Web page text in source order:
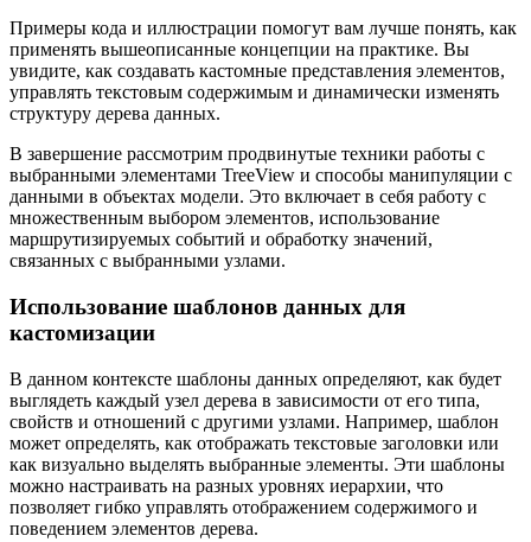
Примеры кода и иллюстрации помогут вам лучше понять, как
применять вышеописанные концепции на практике. Вы
увидите, как создавать кастомные представления элементов,
управлять текстовым содержимым и динамически изменять
структуру дерева данных.
В завершение рассмотрим продвинутые техники работы с
выбранными элементами TreeView и способы манипуляции с
данными в объектах модели. Это включает в себя работу с
множественным выбором элементов, использование
маршрутизируемых событий и обработку значений,
связанных с выбранными узлами.
Использование шаблонов данных для
кастомизации
В данном контексте шаблоны данных определяют, как будет
выглядеть каждый узел дерева в зависимости от его типа,
свойств и отношений с другими узлами. Например, шаблон
может определять, как отображать текстовые заголовки или
как визуально выделять выбранные элементы. Эти шаблоны
можно настраивать на разных уровнях иерархии, что
позволяет гибко управлять отображением содержимого и
поведением элементов дерева.